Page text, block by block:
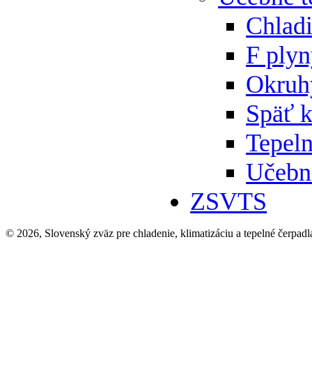
F
Späť
ZSVTS
© 2026, Slovenský zväz pre chladenie, klimatizáciu a tepelné